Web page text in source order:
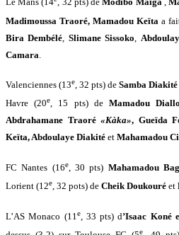
Madimoussa Traoré, Mamadou Keïta a
Bira Dembélé Slimane Sissoko
Camara
Valenciennes (13e , 32 pts) de Samba Diakité
Havre (20e, 15 pts) deMamadou
Abdrahamane Traoré«Kàka», Gueïda
Keïta, Abdoulaye Diakité et Mahamadou
FC Nantes (16e, 30 pts) Mahamadou
Lorient (12e, 32 pots) de Cheik Doukouré et
L’AS Monaco (11 e, 33 pts) d’Isaac Koné
e